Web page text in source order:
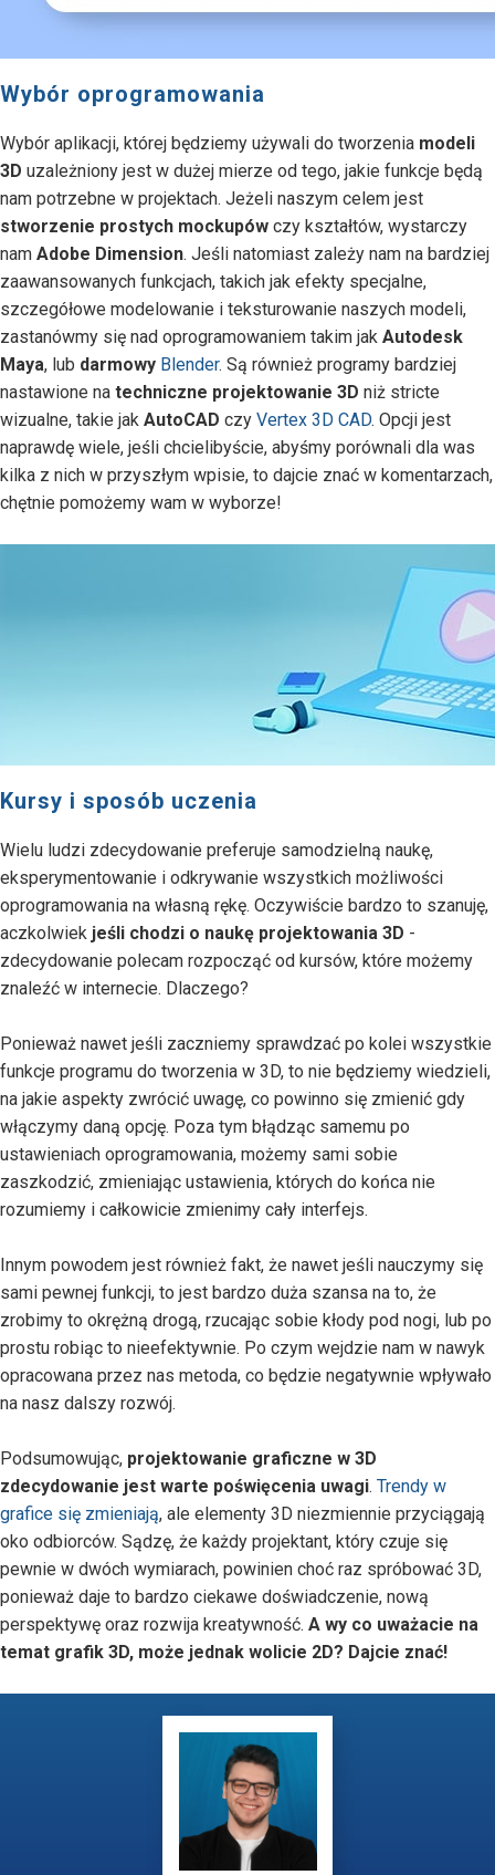
Wybór oprogramowania
Wybór aplikacji, której będziemy używali do tworzenia modeli
3D uzależniony jest w dużej mierze od tego, jakie funkcje będą
nam potrzebne w projektach. Jeżeli naszym celem jest
stworzenie prostych mockupów czy kształtów, wystarczy
nam Adobe Dimension. Jeśli natomiast zależy nam na bardziej
zaawansowanych funkcjach, takich jak efekty specjalne,
szczegółowe modelowanie i teksturowanie naszych modeli,
zastanówmy się nad oprogramowaniem takim jak Autodesk
Maya, lub darmowy Blender. Są również programy bardziej
nastawione na techniczne projektowanie 3D niż stricte
wizualne, takie jak AutoCAD czy Vertex 3D CAD. Opcji jest
naprawdę wiele, jeśli chcielibyście, abyśmy porównali dla was
kilka z nich w przyszłym wpisie, to dajcie znać w komentarzach,
chętnie pomożemy wam w wyborze!
Kursy i sposób uczenia
Wielu ludzi zdecydowanie preferuje samodzielną naukę,
eksperymentowanie i odkrywanie wszystkich możliwości
oprogramowania na własną rękę. Oczywiście bardzo to szanuję,
aczkolwiek jeśli chodzi o naukę projektowania 3D -
zdecydowanie polecam rozpocząć od kursów, które możemy
znaleźć w internecie. Dlaczego?
Ponieważ nawet jeśli zaczniemy sprawdzać po kolei wszystkie
funkcje programu do tworzenia w 3D, to nie będziemy wiedzieli,
na jakie aspekty zwrócić uwagę, co powinno się zmienić gdy
włączymy daną opcję. Poza tym błądząc samemu po
ustawieniach oprogramowania, możemy sami sobie
zaszkodzić, zmieniając ustawienia, których do końca nie
rozumiemy i całkowicie zmienimy cały interfejs.
Innym powodem jest również fakt, że nawet jeśli nauczymy się
sami pewnej funkcji, to jest bardzo duża szansa na to, że
zrobimy to okrężną drogą, rzucając sobie kłody pod nogi, lub po
prostu robiąc to nieefektywnie. Po czym wejdzie nam w nawyk
opracowana przez nas metoda, co będzie negatywnie wpływało
na nasz dalszy rozwój.
Podsumowując, projektowanie graficzne w 3D
zdecydowanie jest warte poświęcenia uwagi. Trendy w
grafice się zmieniają, ale elementy 3D niezmiennie przyciągają
oko odbiorców. Sądzę, że każdy projektant, który czuje się
pewnie w dwóch wymiarach, powinien choć raz spróbować 3D,
ponieważ daje to bardzo ciekawe doświadczenie, nową
perspektywę oraz rozwija kreatywność. A wy co uważacie na
temat grafik 3D, może jednak wolicie 2D? Dajcie znać!